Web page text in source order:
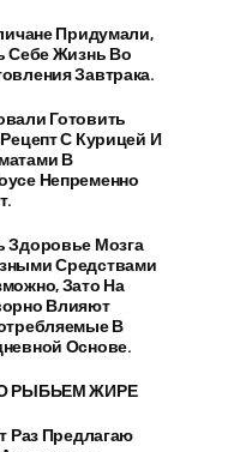
Придумали,
Себе Жизнь Во
Завтрака.
Готовить
С Курицей И
В
Непременно
Здоровье Мозга
Средствами
Зато На
Влияют
В
Основе.
РЫБЬЕМ ЖИРЕ
Раз Предлагаю